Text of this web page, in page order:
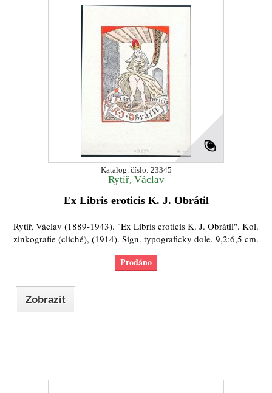
Katalog. číslo: 23345
Rytíř, Václav
Ex Libris eroticis K. J. Obrátil
Rytíř, Václav (1889-1943). "Ex Libris eroticis K. J. Obrátil". Kol.
zinkografie (cliché), (1914). Sign. typograficky dole. 9,2:6,5 cm.
Prodáno
Zobrazit